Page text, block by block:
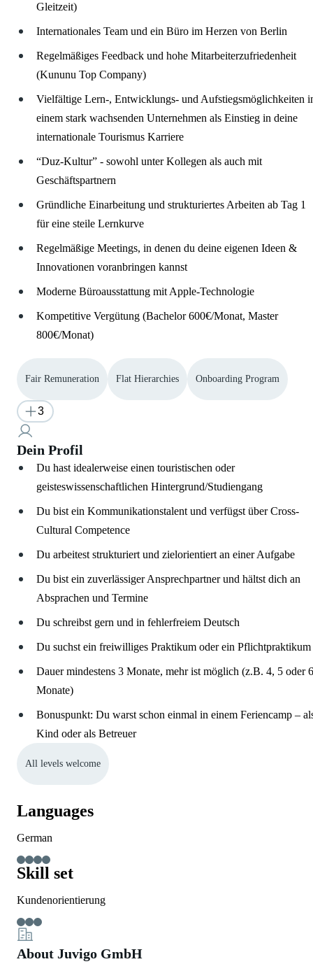
Gleitzeit)
Internationales Team und ein Büro im Herzen von Berlin
Regelmäßiges Feedback und hohe Mitarbeiterzufriedenheit
(Kununu Top Company)
Vielfältige Lern-, Entwicklungs- und Aufstiegsmöglichkeiten
einem stark wachsenden Unternehmen als Einstieg in deine
internationale Tourismus Karriere
“Duz-Kultur” - sowohl unter Kollegen als auch mit
Geschäftspartnern
Gründliche Einarbeitung und strukturiertes Arbeiten ab Tag 1
für eine steile Lernkurve
Regelmäßige Meetings, in denen du deine eigenen Ideen &
Innovationen voranbringen kannst
Moderne Büroausstattung mit Apple-Technologie
Kompetitive Vergütung (Bachelor 600€/Monat, Master
800€/Monat)
Fair Remuneration Flat Hierarchies Onboarding Program
3
Dein Profil
Du hast idealerweise einen touristischen oder
geisteswissenschaftlichen Hintergrund/Studiengang
Du bist ein Kommunikationstalent und verfügst über Cross-
Cultural Competence
Du arbeitest strukturiert und zielorientiert an einer Aufgabe
Du bist ein zuverlässiger Ansprechpartner und hältst dich an
Absprachen und Termine
Du schreibst gern und in fehlerfreiem Deutsch
Du suchst ein freiwilliges Praktikum oder ein Pflichtpraktikum
Dauer mindestens 3 Monate, mehr ist möglich (z.B. 4, 5 oder 6
Monate)
Bonuspunkt: Du warst schon einmal in einem Feriencamp –
Kind oder als Betreuer
All levels welcome
Languages
German
Skill set
Kundenorientierung
About Juvigo GmbH